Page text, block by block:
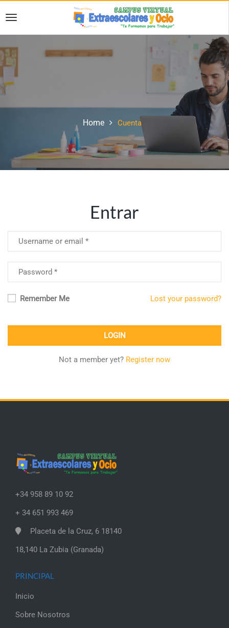
Home Cuenta
Entrar
Remember Me Lost your password?
Not a member yet? Register now
+34 958 89 10 92
+ 34 651 993 469
Placeta de la Cruz, 6 18140
18,140 La Zubia (Granada)
PRINCIPAL
Inicio
Sobre Nosotros